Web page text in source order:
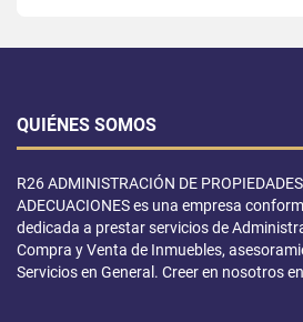
QUIÉNES SOMOS
R26 ADMINISTRACIÓN DE
ADECUACIONES es una empresa
dedicada a prestar servicios de
Compra y Venta de Inmuebles,
Servicios en General. Creer en nosotros